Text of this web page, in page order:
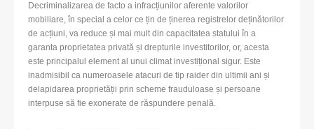
Decriminalizarea de facto a infracțiunilor aferente valorilor
mobiliare, în special a celor ce țin de ținerea registrelor deținătorilor
de acțiuni, va reduce și mai mult din capacitatea statului în a
garanta proprietatea privată și drepturile investitorilor, or, acesta
este principalul element al unui climat investițional sigur. Este
inadmisibil ca numeroasele atacuri de tip raider din ultimii ani și
delapidarea proprietății prin scheme frauduloase și persoane
interpuse să fie exonerate de răspundere penală.